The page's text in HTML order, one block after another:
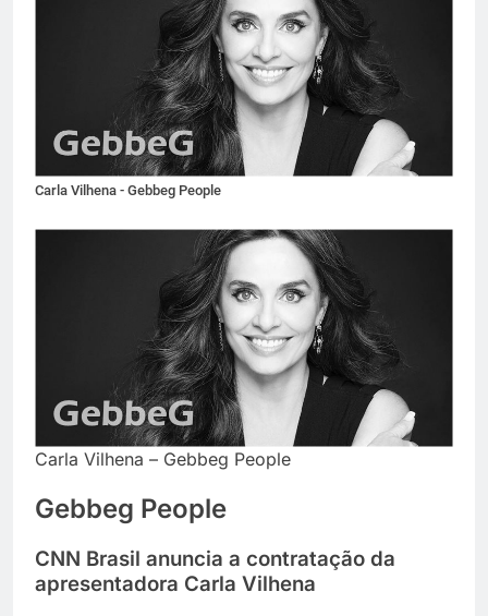
Carla Vilhena - Gebbeg People
Carla Vilhena – Gebbeg People
Gebbeg People
CNN Brasil anuncia a contratação da
apresentadora Carla Vilhena